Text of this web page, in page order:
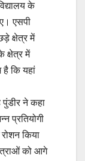
के
एसपी
क्षेत्र में
क्षेत्र में
है कि यहां
पुंडीर ने कहा
प्रतियोगी
किया
को आगे